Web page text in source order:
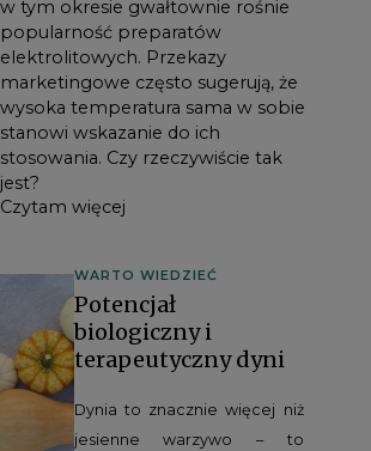
w tym okresie gwałtownie rośnie
popularność preparatów
elektrolitowych. Przekazy
marketingowe często sugerują, że
wysoka temperatura sama w sobie
stanowi wskazanie do ich
stosowania. Czy rzeczywiście tak
jest?
Czytam więcej
WARTO WIEDZIEĆ
Potencjał
biologiczny i
terapeutyczny dyni
Dynia to znacznie więcej niż
jesienne warzywo – to